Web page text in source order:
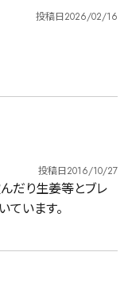
投稿日2026/02/16
投稿日2016/10/27
だり生姜等とブレ
ています。